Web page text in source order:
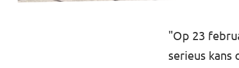
"Op 23
serieus kans